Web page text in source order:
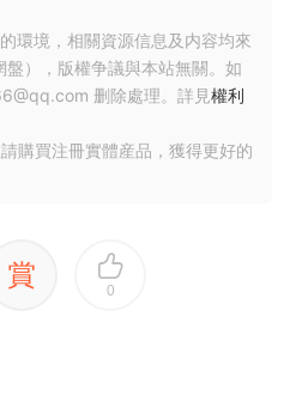
環境，相關資源信息及内容均來
），版權争議與本站無關。如
删除處理。詳見權利
購買注冊實體産品，獲得更好的
賞 0